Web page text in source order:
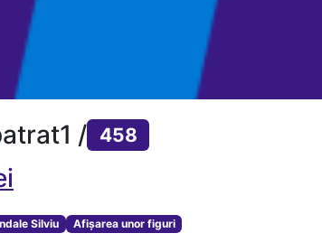
/ 458
Silviu Afișarea unor figuri